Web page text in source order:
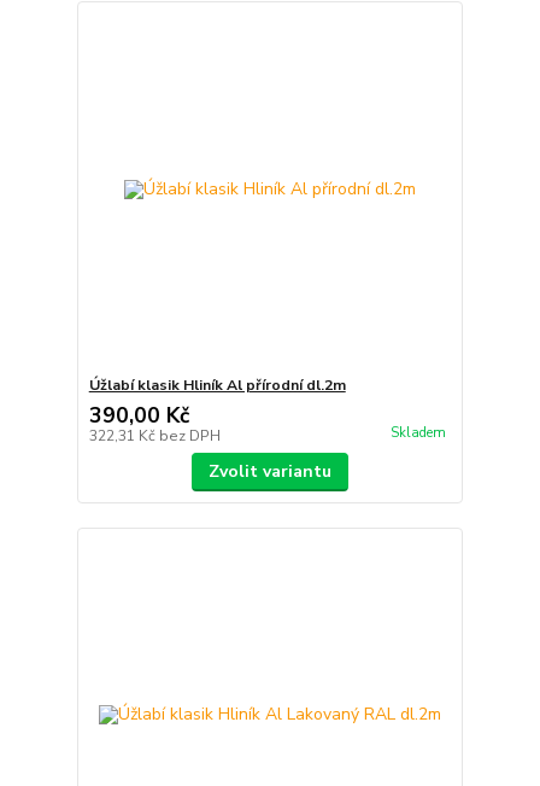
Úžlabí klasik Hliník Al přírodní dl.2m
390,00 Kč
322,31 Kč bez DPH Skladem
Zvolit variantu